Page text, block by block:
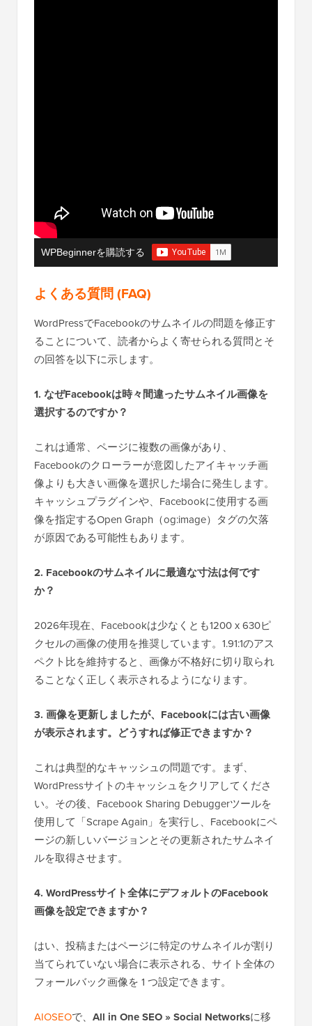
WPBeginnerを購読する
よくある質問 (FAQ)
WordPressでFacebookのサムネイルの問題を修正す
ることについて、読者からよく寄せられる質問とそ
の回答を以下に示します。
1. なぜFacebookは時々間違ったサムネイル画像を
選択するのですか？
これは通常、ページに複数の画像があり、
Facebookのクローラーが意図したアイキャッチ画
像よりも大きい画像を選択した場合に発生します。
キャッシュプラグインや、Facebookに使用する画
像を指定するOpen Graph（og:image）タグの欠落
が原因である可能性もあります。
2. Facebookのサムネイルに最適な寸法は何です
か？
2026年現在、Facebookは少なくとも1200 x 630ピ
クセルの画像の使用を推奨しています。1.91:1のアス
ペクト比を維持すると、画像が不格好に切り取られ
ることなく正しく表示されるようになります。
3. 画像を更新しましたが、Facebookには古い画像
が表示されます。どうすれば修正できますか？
これは典型的なキャッシュの問題です。まず、
WordPressサイトのキャッシュをクリアしてくださ
い。その後、Facebook Sharing Debuggerツールを
使用して「Scrape Again」を実行し、Facebookにペ
ージの新しいバージョンとその更新されたサムネイ
ルを取得させます。
4. WordPressサイト全体にデフォルトのFacebook
画像を設定できますか？
はい、投稿またはページに特定のサムネイルが割り
当てられていない場合に表示される、サイト全体の
フォールバック画像を 1 つ設定できます。
AIOSEOで、 All in One SEO » Social Networksに移